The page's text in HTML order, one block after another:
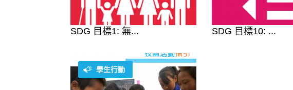
SDG 目標1: 無... SDG 目標10: ...
學生行動